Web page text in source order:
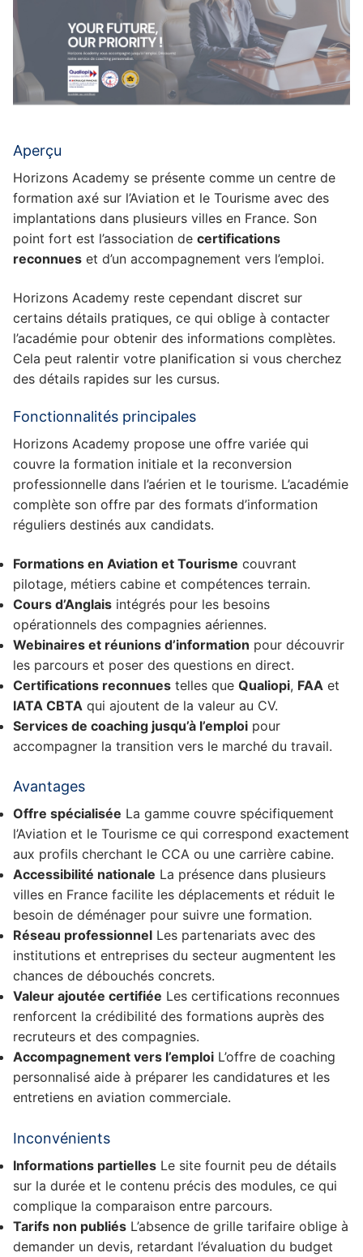
Aperçu
Horizons Academy se présente comme un centre de
formation axé sur l’Aviation et le Tourisme avec des
implantations dans plusieurs villes en France. Son
point fort est l’association de certifications
reconnues et d’un accompagnement vers l’emploi.
Horizons Academy reste cependant discret sur
certains détails pratiques, ce qui oblige à contacter
l’académie pour obtenir des informations complètes.
Cela peut ralentir votre planification si vous cherchez
des détails rapides sur les cursus.
Fonctionnalités principales
Horizons Academy propose une offre variée qui
couvre la formation initiale et la reconversion
professionnelle dans l’aérien et le tourisme. L’académie
complète son offre par des formats d’information
réguliers destinés aux candidats.
Formations en Aviation et Tourisme couvrant
pilotage, métiers cabine et compétences terrain.
Cours d’Anglais intégrés pour les besoins
opérationnels des compagnies aériennes.
Webinaires et réunions d’information pour découvrir
les parcours et poser des questions en direct.
Certifications reconnues telles que Qualiopi, FAA et
IATA CBTA qui ajoutent de la valeur au CV.
Services de coaching jusqu’à l’emploi pour
accompagner la transition vers le marché du travail.
Avantages
Offre spécialisée La gamme couvre spécifiquement
l’Aviation et le Tourisme ce qui correspond exactement
aux profils cherchant le CCA ou une carrière cabine.
Accessibilité nationale La présence dans plusieurs
villes en France facilite les déplacements et réduit le
besoin de déménager pour suivre une formation.
Réseau professionnel Les partenariats avec des
institutions et entreprises du secteur augmentent les
chances de débouchés concrets.
Valeur ajoutée certifiée Les certifications reconnues
renforcent la crédibilité des formations auprès des
recruteurs et des compagnies.
Accompagnement vers l’emploi L’offre de coaching
personnalisé aide à préparer les candidatures et les
entretiens en aviation commerciale.
Inconvénients
Informations partielles Le site fournit peu de détails
sur la durée et le contenu précis des modules, ce qui
complique la comparaison entre parcours.
Tarifs non publiés L’absence de grille tarifaire oblige à
demander un devis, retardant l’évaluation du budget